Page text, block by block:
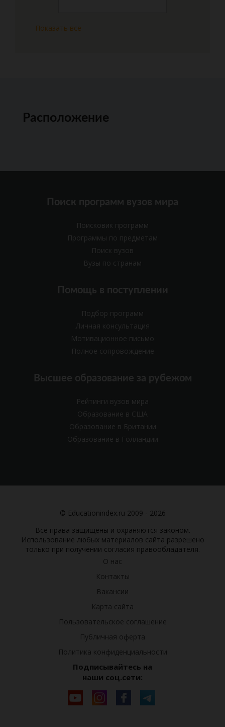
Показать все
Расположение
Поиск программ вузов мира
Поисковик программ
Программы по предметам
Поиск вузов
Вузы по странам
Помощь в поступлении
Подбор программ
Личная консультация
Мотивационное письмо
Полное сопровождение
Высшее образование за рубежом
Рейтинги вузов мира
Образование в США
Образование в Британии
Образование в Голландии
© Educationindex.ru 2009 - 2026
Все права защищены и охраняются законом.
Использование любых материалов сайта разрешено
только при получении согласия правообладателя.
О нас
Контакты
Вакансии
Карта сайта
Пользовательское соглашение
Публичная оферта
Политика конфиденциальности
Подписывайтесь на
наши соц.сети: